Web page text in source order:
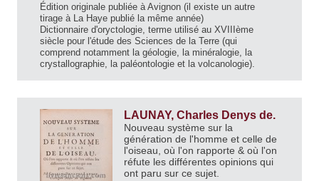
Édition originale publiée à Avignon (il existe un autre
tirage à La Haye publié la même année)
Dictionnaire d'oryctologie, terme utilisé au XVIIIème
siècle pour l'étude des Sciences de la Terre (qui
comprend notamment la géologie, la minéralogie, la
crystallographie, la paléontologie et la volcanologie).
LAUNAY, Charles Denys de.
Nouveau système sur la
génération de l'homme et celle de
l'oiseau, où l'on rapporte & où l'on
réfute les différentes opinions qui
ont paru sur ce sujet.